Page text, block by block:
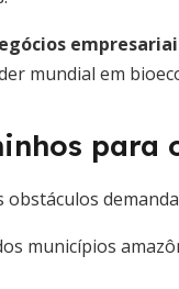
mundial em
para
obstáculos
municípios